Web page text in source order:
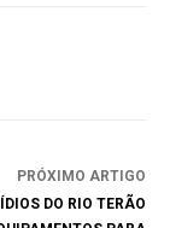
PRÓXIMO ARTIGO
DO RIO TERÃO